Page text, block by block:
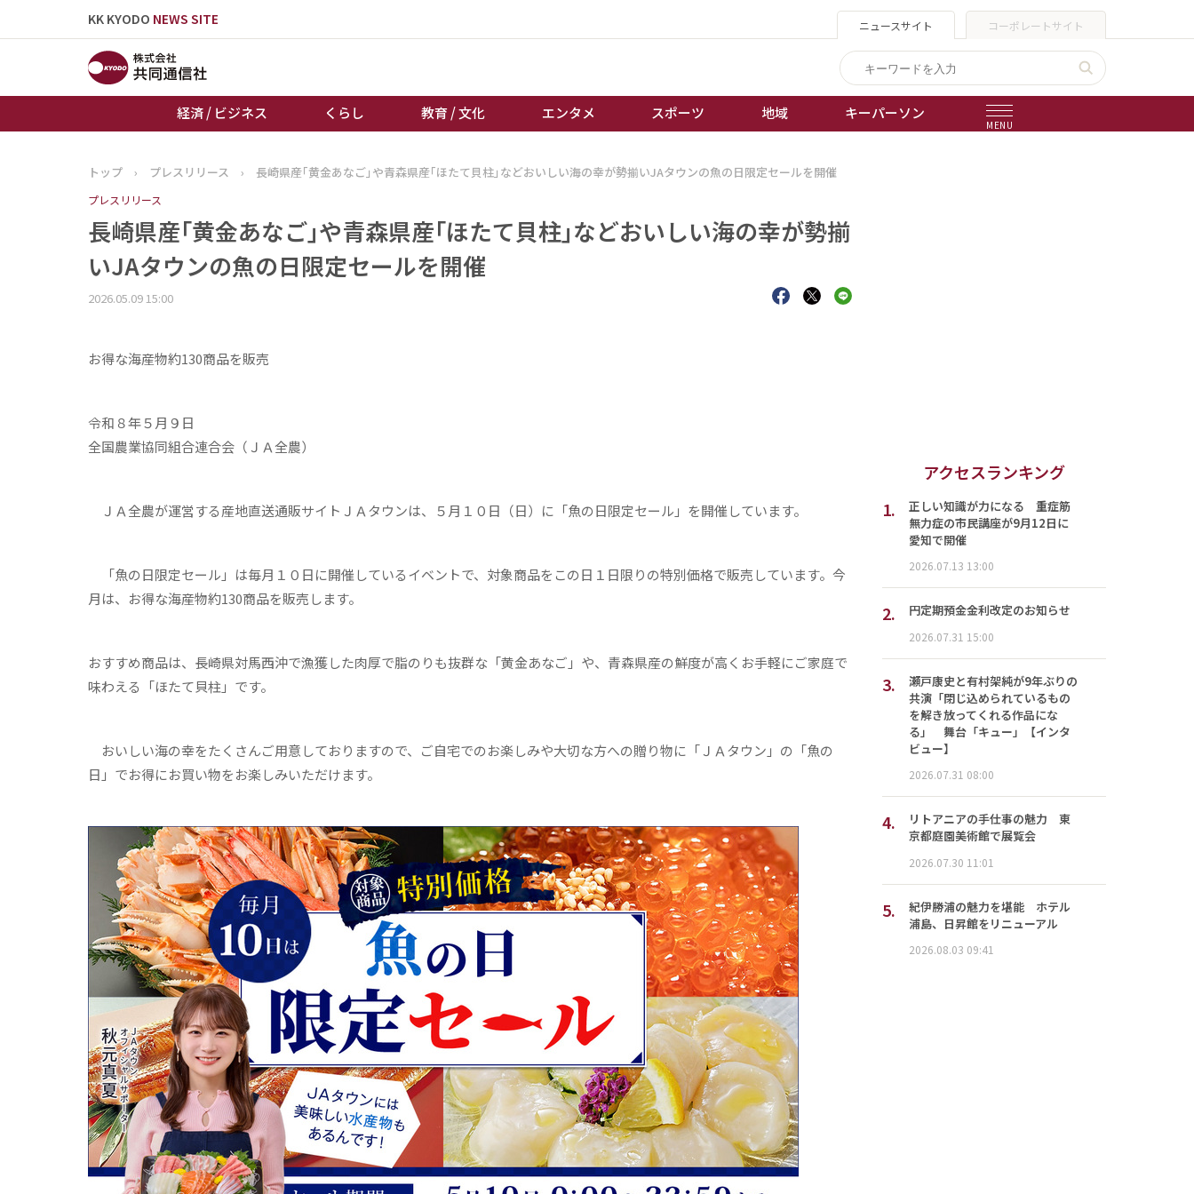
KK KYODO NEWS SITE ニュースサイト コーポレートサイト
経済 / ビジネス くらし 教育 / 文化 エンタメ スポーツ 地域 キーパーソン
MENU
トップページ
経済 / ビジネス
教育 / 文化
エンタメ
誰もが輝いて働く社会へ
オートレース
トップ › プレスリリース › 長崎県産｢黄金あなご｣や青森県産｢ほたて貝柱｣などおいしい海の幸が勢揃いJAタウンの魚の日限定セールを開催
プレスリリース
長崎県産｢黄金あなご｣や青森県産｢ほたて貝柱｣などおいしい海の幸が勢揃
いJAタウンの魚の日限定セールを開催
2026.05.09 15:00
お得な海産物約130商品を販売
令和８年５月９日
全国農業協同組合連合会（ＪＡ全農）
ＪＡ全農が運営する産地直送通販サイトＪＡタウンは、５月１０日（日）に「魚の日限定セール」を開催しています。
「魚の日限定セール」は毎月１０日に開催しているイベントで、対象商品をこの日１日限りの特別価格で販売しています。今
月は、お得な海産物約130商品を販売します。
おすすめ商品は、長崎県対馬西沖で漁獲した肉厚で脂のりも抜群な「黄金あなご」や、青森県産の鮮度が高くお手軽にご家庭で
味わえる「ほたて貝柱」です。
おいしい海の幸をたくさんご用意しておりますので、ご自宅でのお楽しみや大切な方への贈り物に「ＪＡタウン」の「魚の
日」でお得にお買い物をお楽しみいただけます。
アクセスランキング
1.
正しい知識が力になる 重症筋
無力症の市民講座が9月12日に
愛知で開催
2026.07.13 13:00
2. 円定期預金金利改定のお知らせ
2026.07.31 15:00
3.
瀬戸康史と有村架純が9年ぶりの
共演「閉じ込められているもの
を解き放ってくれる作品にな
る」 舞台「キュー」【インタ
ビュー】
2026.07.31 08:00
4.
リトアニアの手仕事の魅力 東
京都庭園美術館で展覧会
2026.07.30 11:01
5.
紀伊勝浦の魅力を堪能 ホテル
浦島、日昇館をリニューアル
2026.08.03 09:41